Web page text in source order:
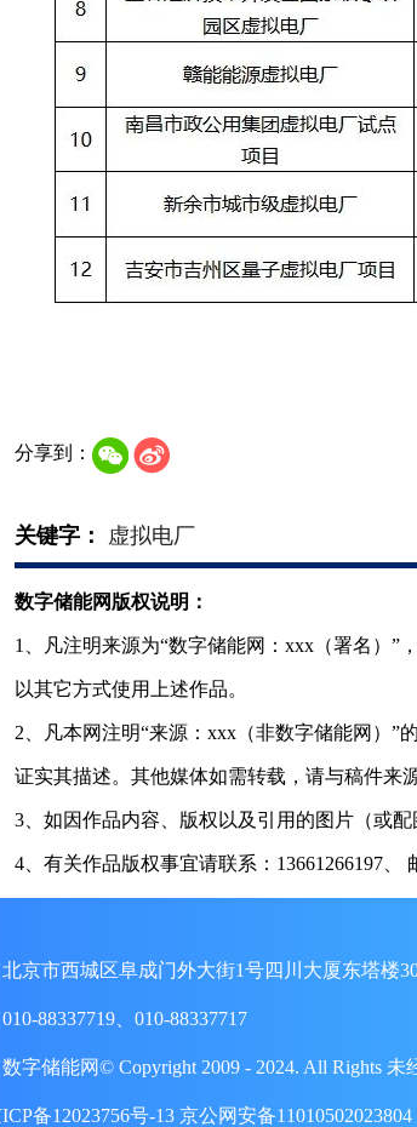
分享到：
关键字： 虚拟电厂
数字储能网版权说明：
1、凡注明来源为“数字储能网：xxx（署名）
以其它方式使用上述作品。
2、凡本网注明“来源：xxx（非数字储能网）
证实其描述。其他媒体如需转载，请与稿件来
3、如因作品内容、版权以及引用的图片（或
4、有关作品版权事宜请联系：13661266197、
京市西城区阜成门外大街1号四川大厦东塔楼
88337719、010-88337717
字储能网© Copyright 2009 - 2024. All Rights
备12023756号-13 京公网安备11010502023804